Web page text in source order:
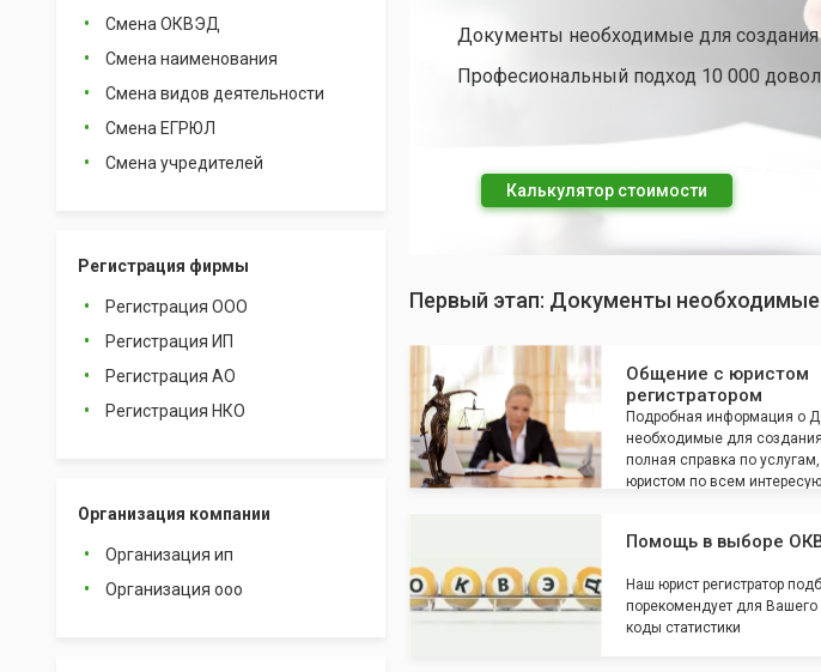
Смена ОКВЭД
Смена наименования
Смена видов деятельности
Смена ЕГРЮЛ
Смена учредителей
Регистрация фирмы
Регистрация ООО
Регистрация ИП
Регистрация АО
Регистрация НКО
Организация компании
Организация ип
Организация ооо
Документы необходимые для создания
Професиональный подход 10 000
Калькулятор стоимости
Первый этап: Документы необходимые
Общение с юристом
регистратором
Подробная информация о
необходимые для
полная справка по
юристом по всем
Помощь в выборе
Наш юрист регистратор
порекомендует для
коды статистики